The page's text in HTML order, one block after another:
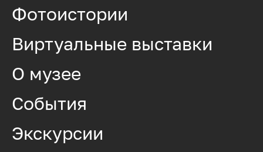
Фотоистории
Виртуальные выставки
О музее
События
Экскурсии